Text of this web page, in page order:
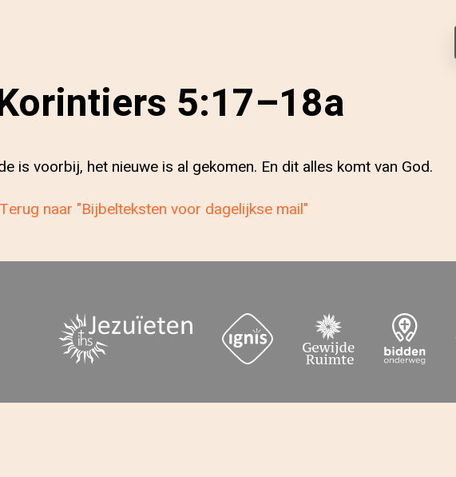
5:17–18a
is voorbij, het nieuwe is al gekomen. En dit alles komt van God.
Terug naar "Bijbelteksten voor dagelijkse mail"